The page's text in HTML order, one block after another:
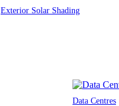
Exterior Solar Shading
Data Centres